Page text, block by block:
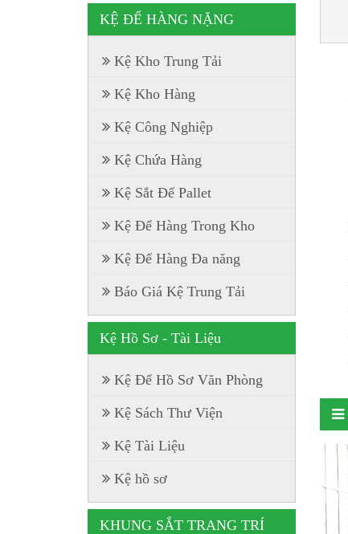
KỆ ĐỂ HÀNG NẶNG
Kệ Kho Trung Tải
Kệ Kho Hàng
Kệ Công Nghiệp
Kệ Chứa Hàng
Kệ Sắt Để Pallet
Kệ Để Hàng Trong Kho
Kệ Để Hàng Đa năng
Báo Giá Kệ Trung Tải
Kệ Hồ Sơ - Tài Liệu
Kệ Để Hồ Sơ Văn Phòng
Kệ Sách Thư Viện
Kệ Tài Liệu
Kệ hồ sơ
KHUNG SẮT TRANG TRÍ